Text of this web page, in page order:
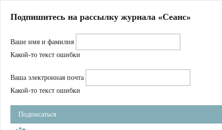
Магазин
Журнал
Школа
Устав
Фильмы
Имена
Тэги
Подпишитесь на рассылку журнала «Сеанс»
Ваше имя и фамилия
Какой-то текст ошибки
Ваша электронная почта
Какой-то текст ошибки
Подписаться